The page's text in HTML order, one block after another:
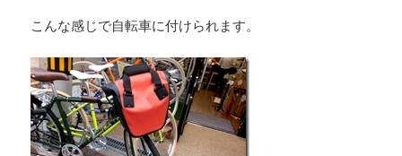
こんな感じで自転車に付けられます。